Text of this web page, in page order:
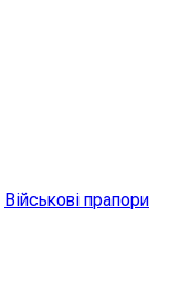
Військові прапори